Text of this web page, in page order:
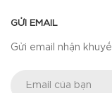
GỬI EMAIL
Gửi email nhận